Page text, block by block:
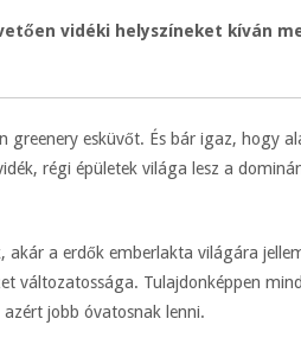
vidéki helyszíneket kíván
esküvőt. És bár igaz, hogy
régi épületek világa lesz a
a erdők emberlakta világára
változatossága. Tulajdonképpen
jobb óvatosnak lenni.